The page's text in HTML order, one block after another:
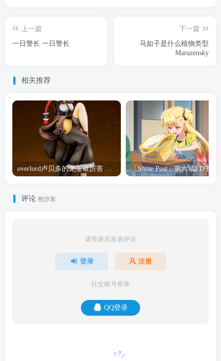
上一篇
一日警长 一日警长
下一篇
马如子是什么植物类型
Maruzensky
相关推荐
评论 抢沙发
请登录后发表评论
登录 注册
社交账号登录
QQ登录